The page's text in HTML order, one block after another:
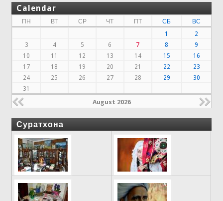
Calendar
ПН ВТ СР ЧТ ПТ СБ
ВС
1
2
3
4 5 6 7 8
9
10
11 12 13 14 15
16
17
18 19 20 21 22
23
24
25 26 27 28 29
30
31
August 2026
Суратхона